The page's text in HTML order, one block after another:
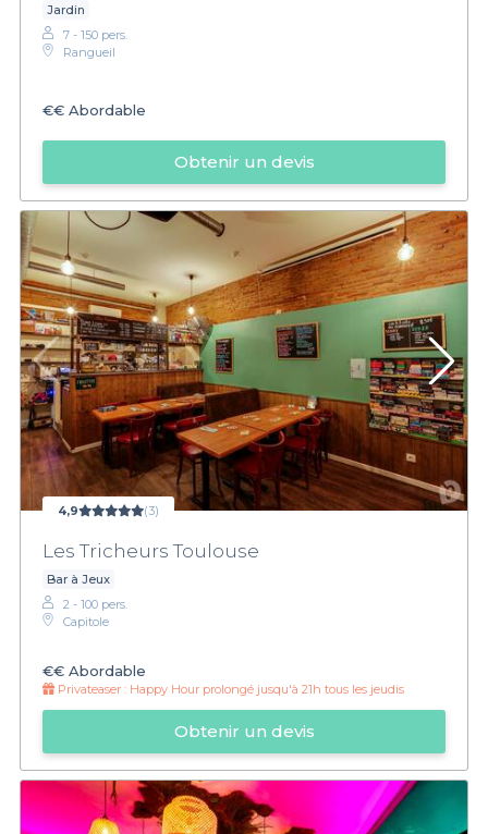
Jardin
7 - 150 pers.
Rangueil
€€ Abordable
Obtenir un devis
4,9 (3)
Les Tricheurs Toulouse
Bar à Jeux
2 - 100 pers.
Capitole
€€ Abordable
Privateaser : Happy Hour prolongé jusqu'à 21h tous les jeudis
Obtenir un devis